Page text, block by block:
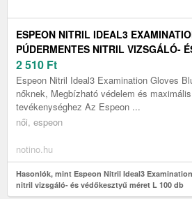
ESPEON NITRIL IDEAL3
PÚDERMENTES NITRIL VIZSGÁLÓ-
MÉRET L 100 DB
2 510 Ft
Espeon Nitril Ideal3 Examination Gloves
nőknek, Megbízható védelem és
tevékenységhez Az Espeon ...
női, espeon
notino.hu
Hasonlók, mint Espeon Nitril Ideal3
nitril vizsgáló- és védőkesztyű méret L 100 db